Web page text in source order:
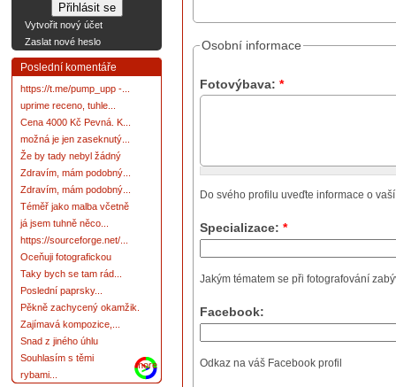
Vytvořit nový účet
Zaslat nové heslo
Poslední komentáře
https://t.me/pump_upp -...
uprime receno, tuhle...
Cena 4000 Kč Pevná. K...
možná je jen zaseknutý...
Že by tady nebyl žádný
Zdravím, mám podobný...
Zdravím, mám podobný...
Téměř jako malba včetně
já jsem tuhně něco...
https://sourceforge.net/...
Oceňuji fotografickou
Taky bych se tam rád...
Poslední paprsky...
Pěkně zachycený okamžik.
Zajímavá kompozice,...
Snad z jiného úhlu
Souhlasím s těmi
rybami...
more
Osobní informace
Fotovýbava: *
Do svého profilu uveďte informace o
Specializace: *
Jakým tématem se při fotografování
Facebook:
Odkaz na váš Facebook profil